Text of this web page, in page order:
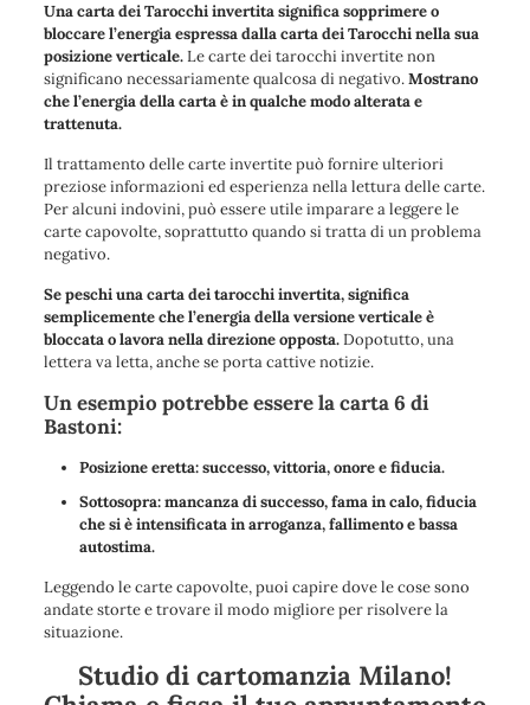
Una carta dei Tarocchi invertita significa sopprimere o
bloccare l’energia espressa dalla carta dei Tarocchi nella sua
posizione verticale.Le carte dei tarocchi invertite non
significano necessariamente qualcosa di negativo.Mostrano
che l’energia della carta è in qualche modo alterata e
trattenuta.
Il trattamento delle carte invertite può fornire ulteriori
preziose informazioni ed esperienza nella lettura delle carte.
Per alcuni indovini, può essere utile imparare a leggere le
carte capovolte, soprattutto quando si tratta di un problema
negativo.
Se peschi una carta dei tarocchi invertita, significa
semplicemente che l’energia della versione verticale è
bloccata o lavora nella direzione opposta.Dopotutto, una
lettera va letta, anche se porta cattive notizie.
Un esempio potrebbe essere la carta 6 di
Bastoni:
Posizione eretta: successo, vittoria, onore e fiducia.
Sottosopra: mancanza di successo, fama in calo, fiducia
che si è intensificata in arroganza, fallimento e bassa
autostima.
Leggendo le carte capovolte, puoi capire dove le cose sono
andate storte e trovare il modo migliore per risolvere la
situazione.
Studio di cartomanzia Milano!